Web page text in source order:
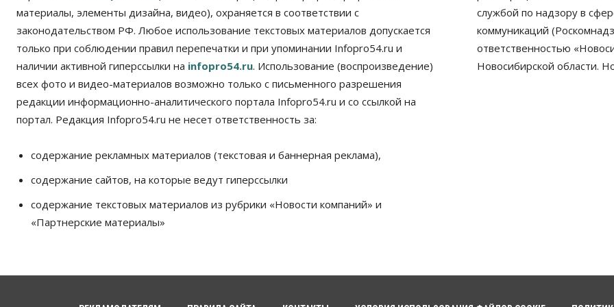
материалы, элементы дизайна, видео), охраняется в соответствии с
законодательством РФ. Любое использование текстовых материалов допускается
только при соблюдении правил перепечатки и при упоминании Infopro54.ru и
наличии активной гиперссылки на infopro54.ru. Использование (воспроизведение)
всех фото и видео-материалов возможно только с письменного разрешения
редакции информационно-аналитического портала Infopro54.ru и со ссылкой на
портал. Редакция Infopro54.ru не несет ответственность за:
содержание рекламных материалов (текстовая и баннерная реклама),
содержание сайтов, на которые ведут гиперссылки
содержание текстовых материалов из рубрики «Новости компаний» и
«Партнерские материалы»
службой по надзору в
коммуникаций
ответственностью
Новосибирской области.